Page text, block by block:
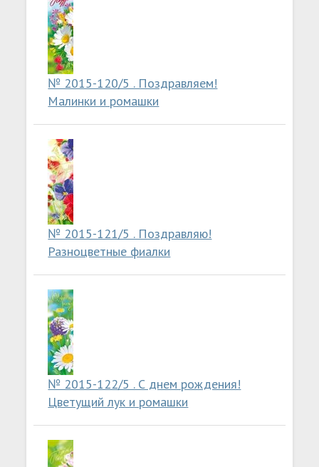
№ 2015-120/5 . Поздравляем!
Малинки и ромашки
№ 2015-121/5 . Поздравляю!
Разноцветные фиалки
№ 2015-122/5 . С днем рождения!
Цветущий лук и ромашки